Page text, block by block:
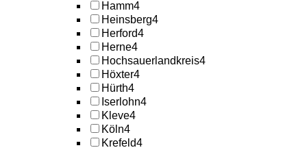
Hamm4
Heinsberg4
Herford4
Herne4
Hochsauerlandkreis4
Höxter4
Hürth4
Iserlohn4
Kleve4
Köln4
Krefeld4